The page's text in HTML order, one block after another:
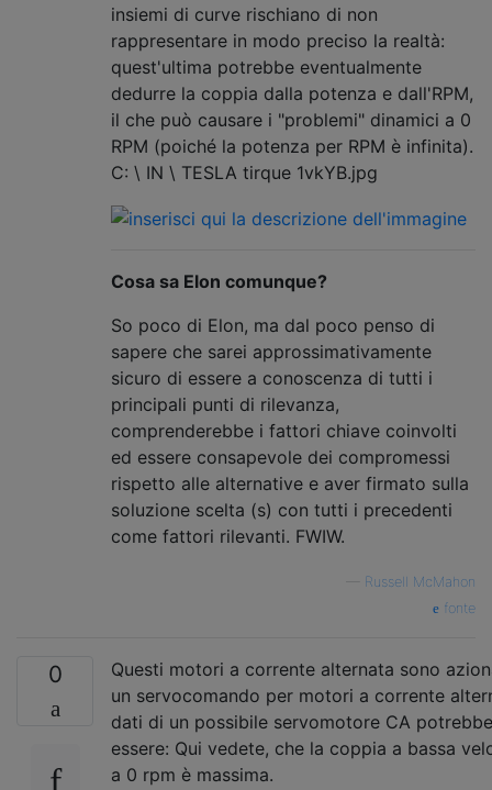
insiemi di curve rischiano di non
rappresentare in modo preciso la realtà:
quest'ultima potrebbe eventualmente
dedurre la coppia dalla potenza e dall'RPM,
il che può causare i "problemi" dinamici a 0
RPM (poiché la potenza per RPM è infinita).
C: \ IN \ TESLA tirque 1vkYB.jpg
Cosa sa Elon comunque?
So poco di Elon, ma dal poco penso di
sapere che sarei approssimativamente
sicuro di essere a conoscenza di tutti i
principali punti di rilevanza,
comprenderebbe i fattori chiave coinvolti
ed essere consapevole dei compromessi
rispetto alle alternative e aver firmato sulla
soluzione scelta (s) con tutti i precedenti
come fattori rilevanti. FWIW.
Russell McMahon
fonte
0
Questi motori a corrente alternata sono
un servocomando per motori a corrente
dati di un possibile servomotore CA
essere: Qui vedete, che la coppia a bassa
a 0 rpm è massima.